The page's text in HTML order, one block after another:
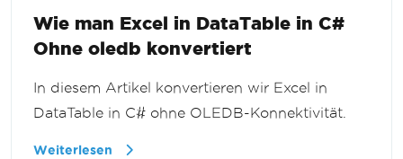
Wie man Excel in DataTable in C#
Ohne oledb konvertiert
In diesem Artikel konvertieren wir Excel in
DataTable in C# ohne OLEDB-Konnektivität.
Weiterlesen